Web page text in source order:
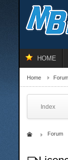
HOME
Home
Index
Forum